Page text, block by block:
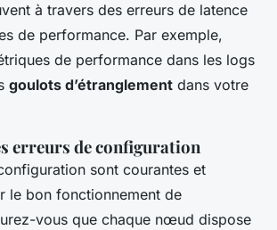
à travers des erreurs de latence
de performance. Par exemple,
de performance dans les logs
goulots d’étranglement dans votre
erreurs de configuration
sont courantes et
le bon fonctionnement de
vous que chaque nœud dispose